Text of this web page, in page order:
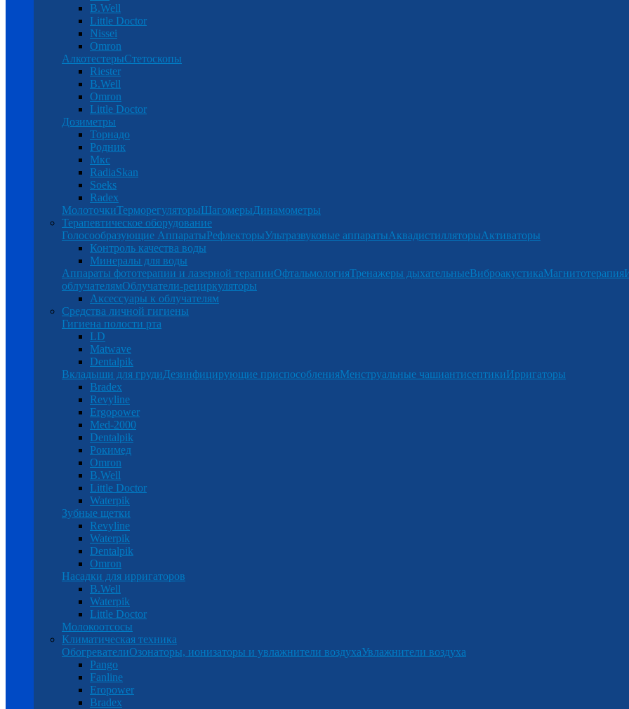
B.Well
Little Doctor
Nissei
Omron
АлкотестерыСтетоскопы
Riester
B.Well
Omron
Little Doctor
Дозиметры
Торнадо
Родник
Мкс
RadiaSkan
Soeks
Radex
МолоточкиТерморегуляторыШагомерыДинамометры
Терапевтическое оборудование
Голосообразующие АппаратыРефлекторыУльтразвуковые аппаратыАквадистилляторыАктиваторы
Контроль качества воды
Минералы для воды
Аппараты фототерапии и лазерной терапииОфтальмологияТренажеры дыхательныеВиброакустикаМагнитотерапия
облучателямОблучатели-рециркуляторы
Аксессуары к облучателям
Средства личной гигиены
Гигиена полости рта
LD
Matwave
Dentalpik
Вкладыши для грудиДезинфицирующие приспособленияМенструальные чашиантисептикиИрригаторы
Bradex
Revyline
Ergopower
Med-2000
Dentalpik
Рокимед
Omron
B.Well
Little Doctor
Waterpik
Зубные щетки
Revyline
Waterpik
Dentalpik
Omron
Насадки для ирригаторов
B.Well
Waterpik
Little Doctor
Молокоотсосы
Климатическая техника
ОбогревателиОзонаторы, ионизаторы и увлажнители воздухаУвлажнители воздуха
Pango
Fanline
Eropower
Bradex